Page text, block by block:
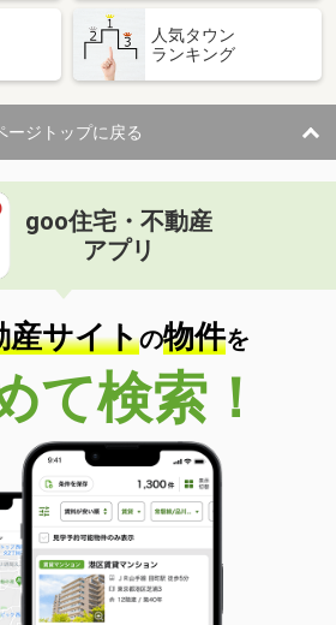
人気タウン
ランキング
ージトップに戻る
goo住宅・不動産
アプリ
産サイトの物件を
て検索！